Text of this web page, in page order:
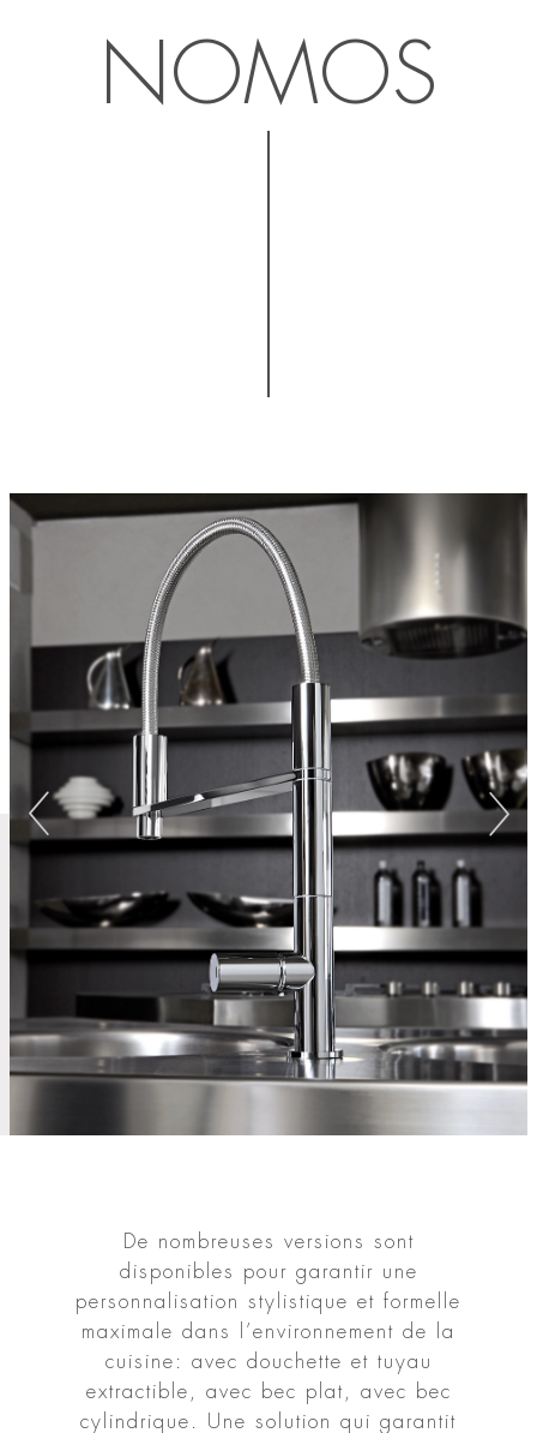
NOMOS
De nombreuses versions sont
disponibles pour garantir une
personnalisation stylistique et formelle
maximale dans l’environnement de la
cuisine: avec douchette et tuyau
extractible, avec bec plat, avec bec
cylindrique. Une solution qui garantit